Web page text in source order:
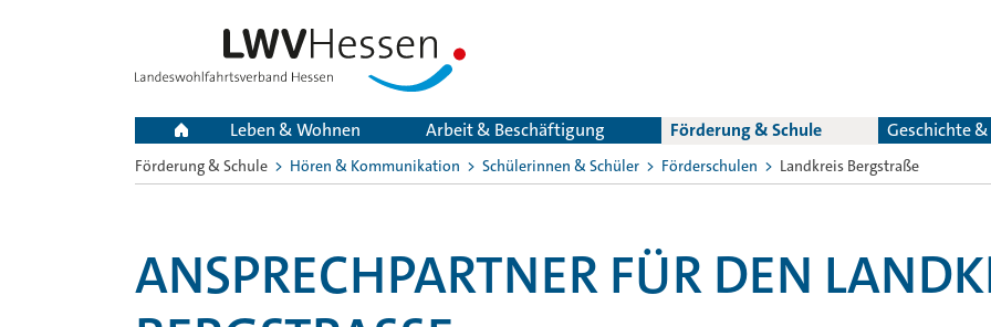
Leben & Wohnen Arbeit & Beschäftigung Förderung & Schule Geschichte
Sie
sind
Förderung & Schule Hören & Kommunikation Schülerinnen & Schüler Förderschulen Landkreis Bergstraße
ANSPRECHPARTNER FÜR DEN